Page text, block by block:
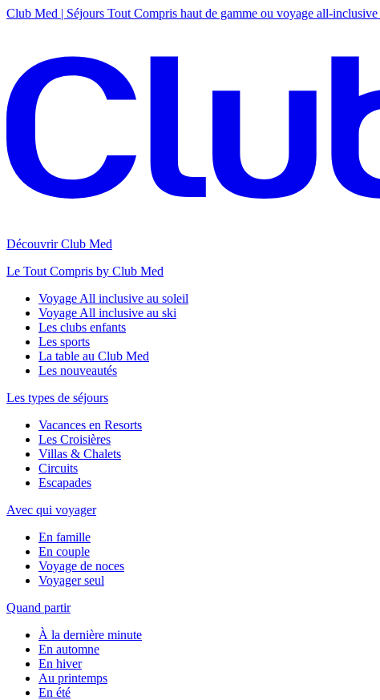
Club Med | Séjours Tout Compris haut de gamme ou voyage all-inclusive
Découvrir Club Med
Le Tout Compris by Club Med
Voyage All inclusive au soleil
Voyage All inclusive au ski
Les clubs enfants
Les sports
La table au Club Med
Les nouveautés
Les types de séjours
Vacances en Resorts
Les Croisières
Villas & Chalets
Circuits
Escapades
Avec qui voyager
En famille
En couple
Voyage de noces
Voyager seul
Quand partir
À la dernière minute
En automne
En hiver
Au printemps
En été